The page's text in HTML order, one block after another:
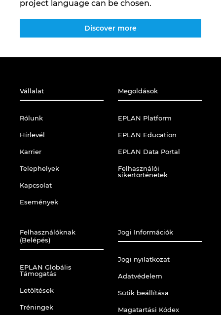
project language can be chosen.
Discover more
Vállalat
Rólunk
Hírlevél
Karrier
Telephelyek
Kapcsolat
Események
Megoldások
EPLAN Platform
EPLAN Education
EPLAN Data Portal
Felhasználói
sikertörténetek
Felhasználóknak
(Belépés)
EPLAN Globális
Támogatás
Letöltések
Tréningek
Jogi Információk
Jogi nyilatkozat
Adatvédelem
Sütik beállítása
Magatartási Kódex